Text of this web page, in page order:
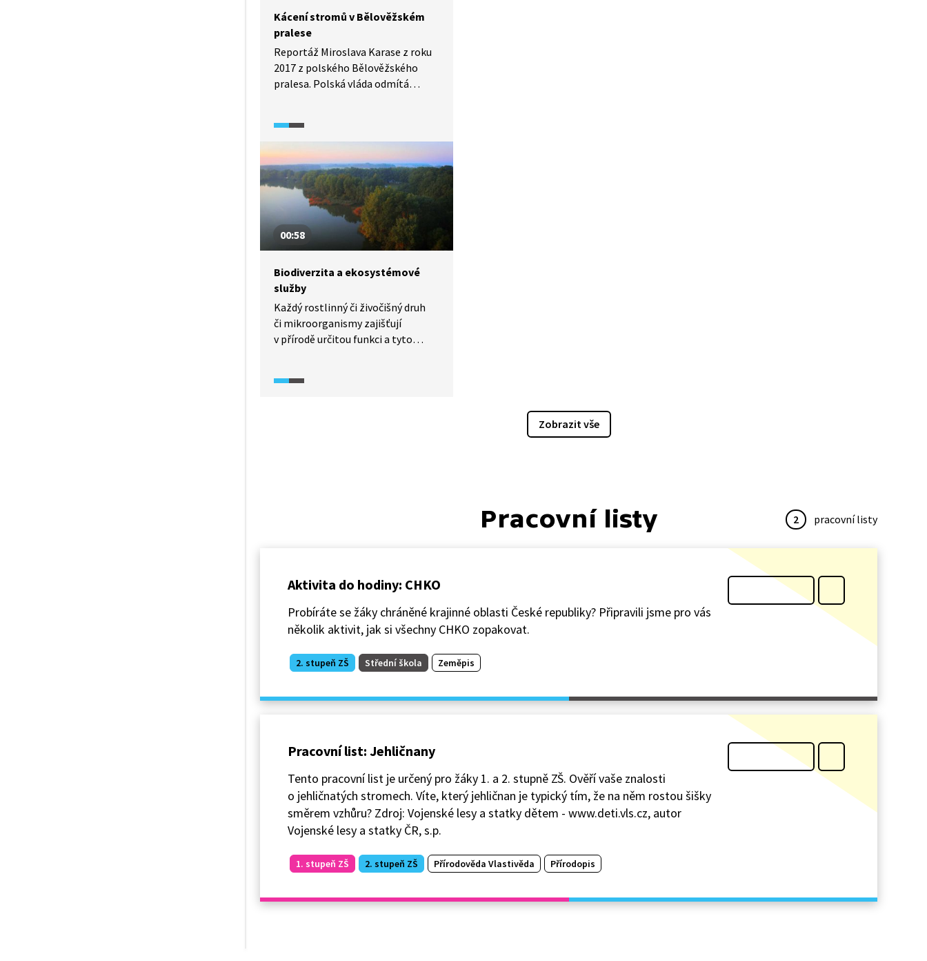
Kácení stromů v Bělověžském
pralese
Reportáž Miroslava Karase z roku
2017 z polského Bělověžského
pralesa. Polská vláda odmítá
To jí přitom nařídil Soudní dvůr
Evropské unie z podnětu Evropské
komise.
00:58
Biodiverzita a ekosystémové
služby
Každý rostlinný či živočišný druh
či mikroorganismy zajišťují
v přírodě určitou funkci a tyto
riziko, že přijdeme o určitý typ
Zobrazit vše
Pracovní listy 2 pracovní listy
Aktivita do hodiny: CHKO
Probíráte se žáky chráněné krajinné oblasti České republiky? Připravili jsme pro vás
několik aktivit, jak si všechny CHKO zopakovat.
2. stupeň ZŠ Střední škola Zeměpis
Pracovní list: Jehličnany
Tento pracovní list je určený pro žáky 1. a 2. stupně ZŠ. Ověří vaše znalosti
o jehličnatých stromech. Víte, který jehličnan je typický tím, že na něm rostou šišky
směrem vzhůru? Zdroj: Vojenské lesy a statky dětem - www.deti.vls.cz, autor
Vojenské lesy a statky ČR, s.p.
1. stupeň ZŠ 2. stupeň ZŠ Přírodověda Vlastivěda Přírodopis